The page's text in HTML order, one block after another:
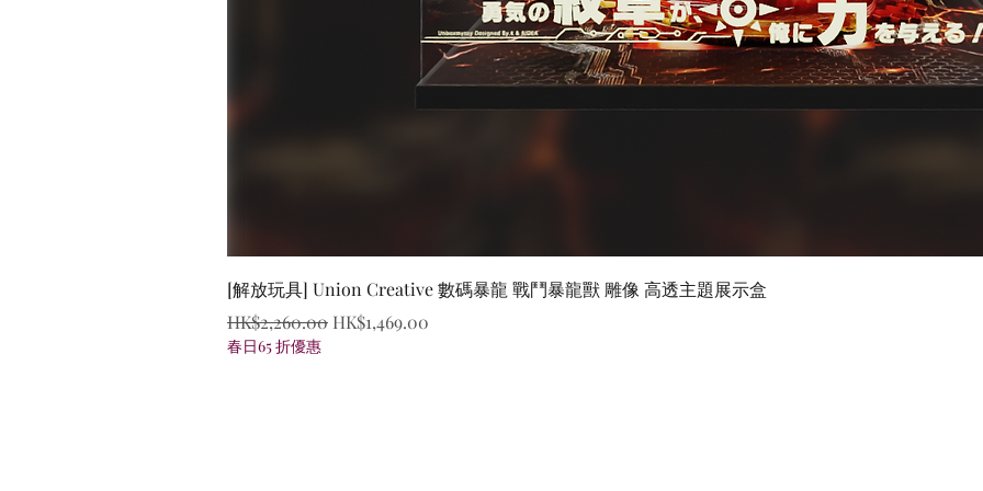
快速瀏覽
[解放玩具] Union Creative 數碼暴龍 戰鬥暴龍獸 雕像 高透主題展示盒
一般價格
HK$2,260.00 促銷價格
HK$1,469.00
春日65 折優惠